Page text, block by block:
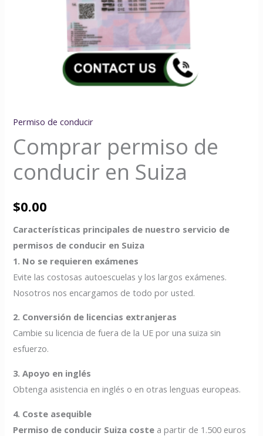
Permiso de conducir
Comprar permiso de
conducir en Suiza
$0.00
Características principales de nuestro servicio de
permisos de conducir en Suiza
1. No se requieren exámenes
Evite las costosas autoescuelas y los largos exámenes.
Nosotros nos encargamos de todo por usted.
2. Conversión de licencias extranjeras
Cambie su licencia de fuera de la UE por una suiza sin
esfuerzo.
3. Apoyo en inglés
Obtenga asistencia en inglés o en otras lenguas europeas.
4. Coste asequible
Permiso de conducir Suiza coste a partir de 1.500 euros